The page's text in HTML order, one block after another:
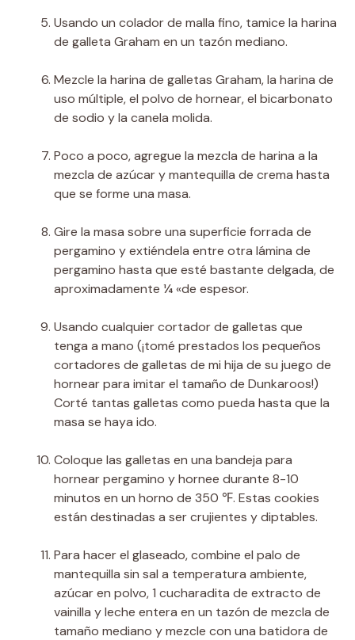
Usando un colador de malla fino, tamice la harina
de galleta Graham en un tazón mediano.
Mezcle la harina de galletas Graham, la harina de
uso múltiple, el polvo de hornear, el bicarbonato
de sodio y la canela molida.
Poco a poco, agregue la mezcla de harina a la
mezcla de azúcar y mantequilla de crema hasta
que se forme una masa.
Gire la masa sobre una superficie forrada de
pergamino y extiéndela entre otra lámina de
pergamino hasta que esté bastante delgada, de
aproximadamente ¼ «de espesor.
Usando cualquier cortador de galletas que
tenga a mano (¡tomé prestados los pequeños
cortadores de galletas de mi hija de su juego de
hornear para imitar el tamaño de Dunkaroos!)
Corté tantas galletas como pueda hasta que la
masa se haya ido.
Coloque las galletas en una bandeja para
hornear pergamino y hornee durante 8-10
minutos en un horno de 350 ℉. Estas cookies
están destinadas a ser crujientes y diptables.
Para hacer el glaseado, combine el palo de
mantequilla sin sal a temperatura ambiente,
azúcar en polvo, 1 cucharadita de extracto de
vainilla y leche entera en un tazón de mezcla de
tamaño mediano y mezcle con una batidora de